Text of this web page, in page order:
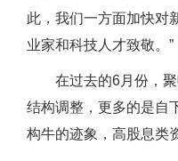
此，我们一方面加快对
业家和科技人才致敬。”
在过去的6月份，
结构调整，更多的是自
构牛的迹象，高股息类